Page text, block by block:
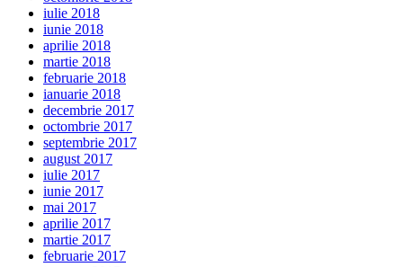
iulie 2018
iunie 2018
aprilie 2018
martie 2018
februarie 2018
ianuarie 2018
decembrie 2017
octombrie 2017
septembrie 2017
august 2017
iulie 2017
iunie 2017
mai 2017
aprilie 2017
martie 2017
februarie 2017